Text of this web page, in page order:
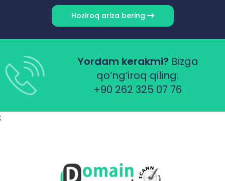
Hoziroq ariza bering
Yordam kerakmi? Bizga
qo‘ng‘iroq qiling:
+90 262 325 07 76
;